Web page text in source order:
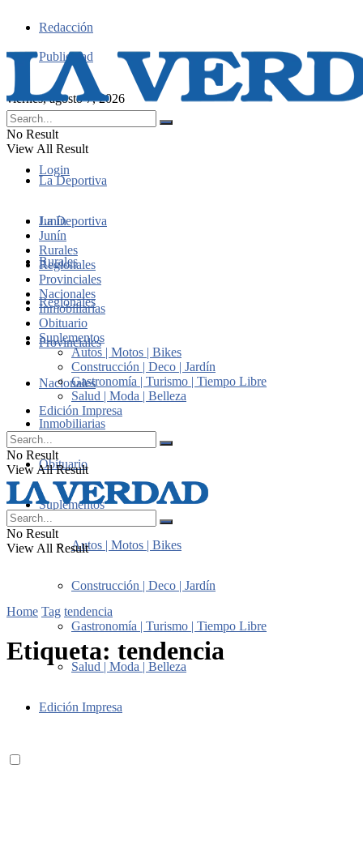
Redacción
Publicidad
viernes, agosto 7, 2026
Login
No Result
View All Result
La Deportiva
Junín
Rurales
Regionales
Provinciales
Nacionales
Inmobiliarias
Obituario
Suplementos
Autos | Motos | Bikes
Construcción | Deco | Jardín
Gastronomía | Turismo | Tiempo Libre
Salud | Moda | Belleza
Edición Impresa
La Deportiva
Junín
Rurales
Regionales
Provinciales
Nacionales
Inmobiliarias
Obituario
Suplementos
Autos | Motos | Bikes
Construcción | Deco | Jardín
Gastronomía | Turismo | Tiempo Libre
Salud | Moda | Belleza
Edición Impresa
No Result
View All Result
No Result
View All Result
Home Tag tendencia
Etiqueta: tendencia